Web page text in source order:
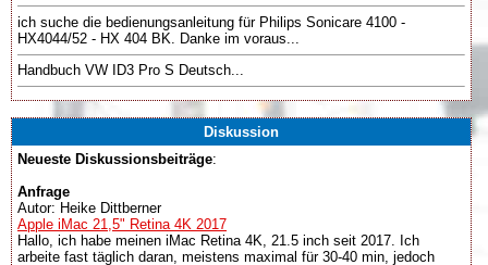
ich suche die bedienungsanleitung für Philips Sonicare 4100 -
HX4044/52 - HX 404 BK. Danke im voraus...
Handbuch VW ID3 Pro S Deutsch...
Diskussion
Neueste Diskussionsbeiträge:
Anfrage
Autor: Heike Dittberner
Apple iMac 21,5" Retina 4K 2017
Hallo, ich habe meinen iMac Retina 4K, 21.5 inch seit 2017. Ich
arbeite fast täglich daran, meistens maximal für 30-40 min, jedoch